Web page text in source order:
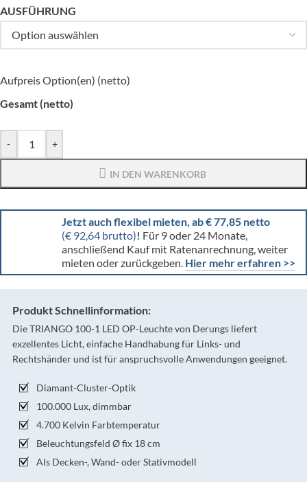
AUSFÜHRUNG
Aufpreis Option(en) (netto)
Gesamt (netto)
- +
IN DEN WARENKORB
Jetzt auch flexibel mieten, ab € 77,85 netto
(€ 92,64 brutto)! Für 9 oder 24 Monate,
anschließend Kauf mit Ratenanrechnung, weiter
mieten oder zurückgeben. Hier mehr erfahren >>
Produkt Schnellinformation:
Die TRIANGO 100-1 LED OP-Leuchte von Derungs liefert
exzellentes Licht, einfache Handhabung für Links- und
Rechtshänder und ist für anspruchsvolle Anwendungen geeignet.
Diamant-Cluster-Optik
100.000 Lux, dimmbar
4.700 Kelvin Farbtemperatur
Beleuchtungsfeld Ø fix 18 cm
Als Decken-, Wand- oder Stativmodell